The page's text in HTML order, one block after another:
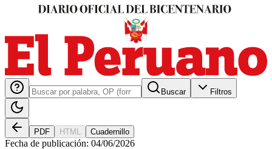
Buscar Filtros
PDF HTML Cuadernillo
Fecha de publicación: 04/06/2026